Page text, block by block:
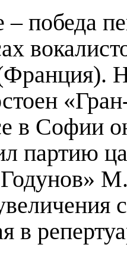
– победа
в Софии
партию
в